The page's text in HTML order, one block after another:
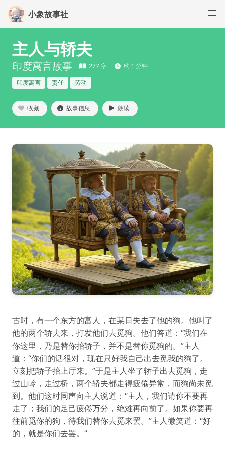
小象故事社
主人与轿夫
印度寓言故事 277 字 约 1 分钟
印度寓言 责任 劳动
收藏 故事信息 朗读
古时，有一个东方的富人，在某日失去了他的狗。他叫了
他的两个轿夫来，打发他们去觅狗。他们答道：“我们在
你这里，乃是替你抬轿子，并不是替你觅狗的。”主人
道：“你们的话很对，现在只好我自己出去觅我的狗了。
立刻把轿子抬上厅来。”于是主人坐了轿子出去觅狗，走
过山岭，走过桥，两个轿夫都走得疲倦异常，而狗尚未觅
到。他们这时同声向主人说道：“主人，我们请你不要再
走了；我们的足己疲倦万分，绝难再向前了。如果你要再
往前觅你的狗，待我们替你去觅来罢。”主人微笑道：“好
的，就是你们去罢。”